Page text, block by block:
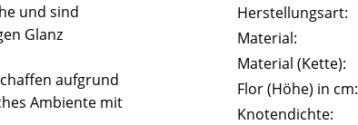
und sind
Glanz
aufgrund
Ambiente mit
Herstellungsart:
Material:
Material (Kette):
Flor (Höhe) in cm:
Knotendichte: